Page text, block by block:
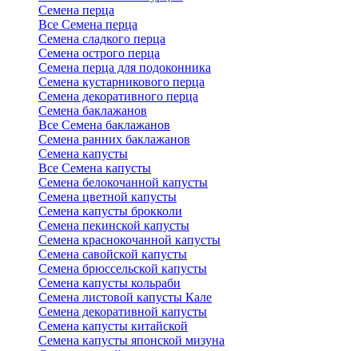
Семена перца
Все Семена перца
Семена сладкого перца
Семена острого перца
Семена перца для подоконника
Семена кустарникового перца
Семена декоративного перца
Семена баклажанов
Все Семена баклажанов
Семена ранних баклажанов
Семена капусты
Все Семена капусты
Семена белокочанной капусты
Семена цветной капусты
Семена капусты брокколи
Семена пекинской капусты
Семена краснокочанной капусты
Семена савойской капусты
Семена брюссельской капусты
Семена капусты кольраби
Семена листовой капусты Кале
Семена декоративной капусты
Семена капусты китайской
Семена капусты японской мизуна